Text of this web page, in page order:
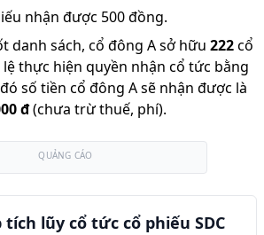
nhận được 500 đồng.
danh sách, cổ đông A sở hữu 222cổ
lệ thực hiện quyền nhận cổ tức bằng
số tiền cổ đông A sẽ nhận được là
đ(chưa trừ thuế, phí).
QUẢNG CÁO
lũy cổ tức cổ phiếu SDC